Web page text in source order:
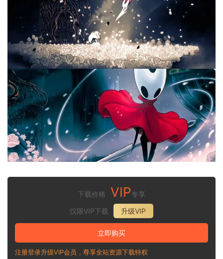
下载价格 VIP专享
仅限VIP下载
升级VIP
立即购买
注册登录升级VIP会员，尊享全站资源下载特权